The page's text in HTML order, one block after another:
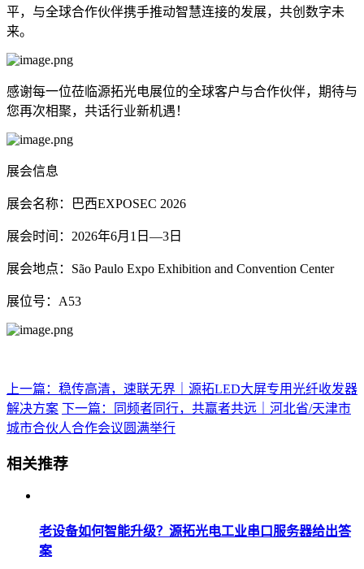
平，与全球合作伙伴携手推动智慧连接的发展，共创数字未
来。
感谢每一位莅临源拓光电展位的全球客户与合作伙伴，期待与
您再次相聚，共话行业新机遇！
展会信息
展会名称：巴西EXPOSEC 2026
展会时间：2026年6月1日—3日
展会地点：São Paulo Expo Exhibition and Convention Center
展位号：A53
上一篇：稳传高清，速联无界｜源拓LED大屏专用光纤收发器
解决方案 下一篇：同频者同行，共赢者共远｜河北省/天津市
城市合伙人合作会议圆满举行
相关推荐
老设备如何智能升级？源拓光电工业串口服务器给出答
案